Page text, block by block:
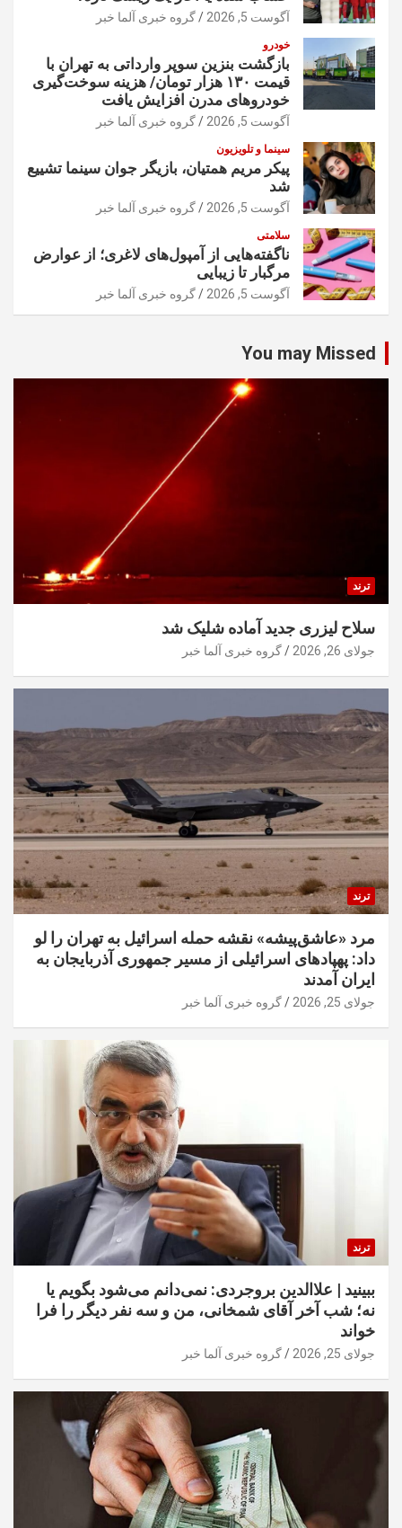
آگوست 5, 2026 گروه خبری آلما خبر
خودرو
بازگشت بنزین سوپر وارداتی به تهران با
قیمت ۱۳۰ هزار تومان/ هزینه سوخت‌گیری
خودرو‌های مدرن افزایش یافت
آگوست 5, 2026 گروه خبری آلما خبر
سینما و تلویزیون
پیکر مریم همتیان، بازیگر جوان سینما تشییع
شد
آگوست 5, 2026 گروه خبری آلما خبر
سلامتی
ناگفته‌هایی از آمپول‌های لاغری؛ از عوارض
مرگبار تا زیبایی
آگوست 5, 2026 گروه خبری آلما خبر
You may Missed
ترند
سلاح لیزری جدید آماده شلیک شد
جولای 26, 2026 گروه خبری آلما خبر
ترند
مرد «عاشق‌پیشه» نقشه حمله اسرائیل به تهران را لو
داد: پهپادهای اسرائیلی از مسیر جمهوری آذربایجان به
ایران آمدند
جولای 25, 2026 گروه خبری آلما خبر
ترند
ببینید | علاالدین بروجردی: نمی‌دانم می‌شود بگویم یا
نه؛ شب آخر آقای شمخانی، من و سه نفر دیگر را فرا
خواند
جولای 25, 2026 گروه خبری آلما خبر